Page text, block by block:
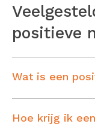
positieve
Wat is een
Hoe krijg ik